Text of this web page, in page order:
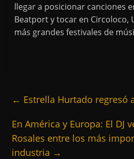
llegar a posicionar canciones
Beatport y tocar en Circoloco,
más grandes festivales de
← Estrella Hurtado regresó
En América y Europa: El DJ
Rosales entre los más
industria →